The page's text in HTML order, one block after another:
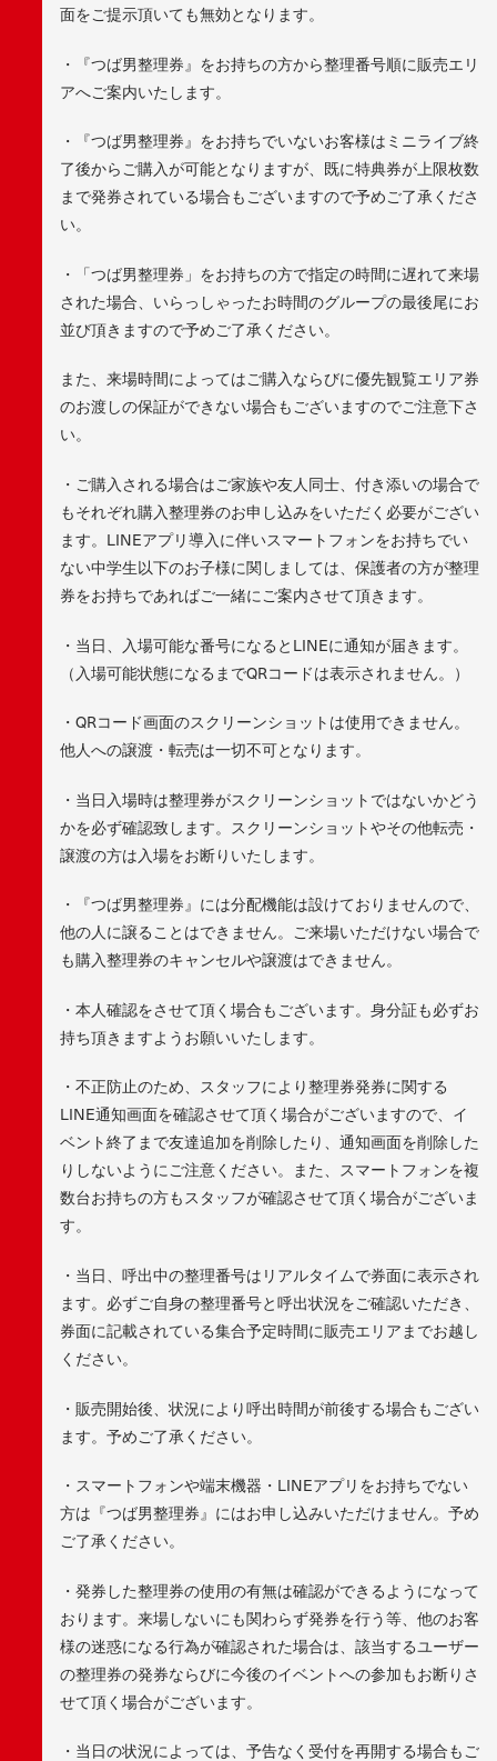
面をご提示頂いても無効となります。
・『つば男整理券』をお持ちの方から整理番号順に販売エリ
アへご案内いたします。
・『つば男整理券』をお持ちでいないお客様はミニライブ終
了後からご購入が可能となりますが、既に特典券が上限枚数
まで発券されている場合もございますので予めご了承くださ
い。
・「つば男整理券」をお持ちの方で指定の時間に遅れて来場
された場合、いらっしゃったお時間のグループの最後尾にお
並び頂きますので予めご了承ください。
また、来場時間によってはご購入ならびに優先観覧エリア券
のお渡しの保証ができない場合もございますのでご注意下さ
い。
・ご購入される場合はご家族や友人同士、付き添いの場合で
もそれぞれ購入整理券のお申し込みをいただく必要がござい
ます。LINEアプリ導入に伴いスマートフォンをお持ちでい
ない中学生以下のお子様に関しましては、保護者の方が整理
券をお持ちであればご一緒にご案内させて頂きます。
・当日、入場可能な番号になるとLINEに通知が届きます。
（入場可能状態になるまでQRコードは表示されません。）
・QRコード画面のスクリーンショットは使用できません。
他人への譲渡・転売は一切不可となります。
・当日入場時は整理券がスクリーンショットではないかどう
かを必ず確認致します。スクリーンショットやその他転売・
譲渡の方は入場をお断りいたします。
・『つば男整理券』には分配機能は設けておりませんので、
他の人に譲ることはできません。ご来場いただけない場合で
も購入整理券のキャンセルや譲渡はできません。
・本人確認をさせて頂く場合もございます。身分証も必ずお
持ち頂きますようお願いいたします。
・不正防止のため、スタッフにより整理券発券に関する
LINE通知画面を確認させて頂く場合がございますので、イ
ベント終了まで友達追加を削除したり、通知画面を削除した
りしないようにご注意ください。また、スマートフォンを複
数台お持ちの方もスタッフが確認させて頂く場合がございま
す。
・当日、呼出中の整理番号はリアルタイムで券面に表示され
ます。必ずご自身の整理番号と呼出状況をご確認いただき、
券面に記載されている集合予定時間に販売エリアまでお越し
ください。
・販売開始後、状況により呼出時間が前後する場合もござい
ます。予めご了承ください。
・スマートフォンや端末機器・LINEアプリをお持ちでない
方は『つば男整理券』にはお申し込みいただけません。予め
ご了承ください。
・発券した整理券の使用の有無は確認ができるようになって
おります。来場しないにも関わらず発券を行う等、他のお客
様の迷惑になる行為が確認された場合は、該当するユーザー
の整理券の発券ならびに今後のイベントへの参加もお断りさ
せて頂く場合がございます。
・当日の状況によっては、予告なく受付を再開する場合もご